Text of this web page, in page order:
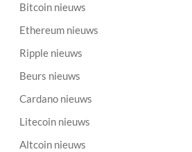
Bitcoin nieuws
Ethereum nieuws
Ripple nieuws
Beurs nieuws
Cardano nieuws
Litecoin nieuws
Altcoin nieuws